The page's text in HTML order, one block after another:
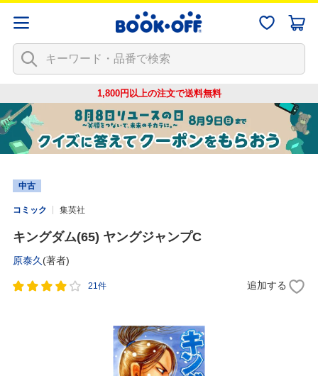
1,800円以上の注文で送料無料
中古
コミック 集英社
キングダム(65) ヤングジャンプC
原泰久 (著者)
21件 追加する